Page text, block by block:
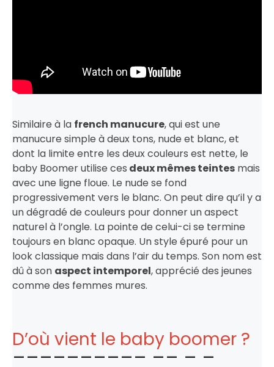
Similaire à la french manucure, qui est une
manucure simple à deux tons, nude et blanc, et
dont la limite entre les deux couleurs est nette, le
baby Boomer utilise ces deux mêmes teintes mais
avec une ligne floue. Le nude se fond
progressivement vers le blanc. On peut dire qu’il y a
un dégradé de couleurs pour donner un aspect
naturel à l’ongle. La pointe de celui-ci se termine
toujours en blanc opaque. Un style épuré pour un
look classique mais dans l’air du temps. Son nom est
dû à son aspect intemporel, apprécié des jeunes
comme des femmes mures.
D’où vient le baby boomer ?